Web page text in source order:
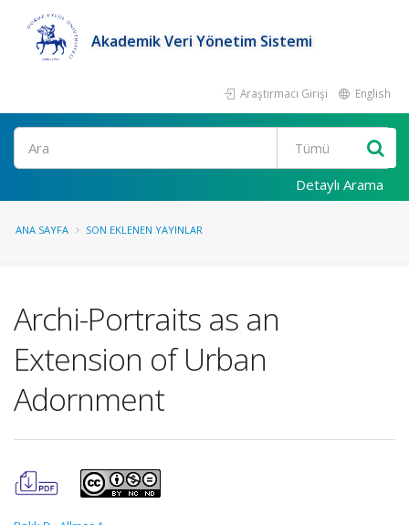
Akademik Veri Yönetim Sistemi
Araştırmacı Girişi English
Ara
Detaylı Arama
ANA SAYFA SON EKLENEN YAYINLAR
Archi-Portraits as an
Extension of Urban
Adornment